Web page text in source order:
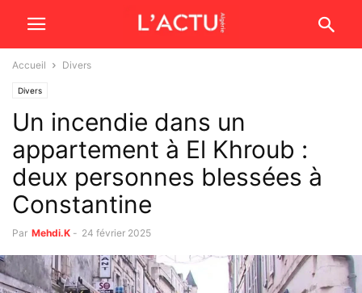
Accueil Divers
Divers
Un incendie dans un
appartement à El Khroub :
deux personnes blessées à
Constantine
Par Mehdi.K - 24 février 2025